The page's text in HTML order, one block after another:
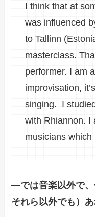
I think that at
was influenced
to Tallinn
masterclass.
performer. I am
improvisation,
singing. I
with Rhiannon. I
musicians which
―では音楽以外で
それら以外でも）